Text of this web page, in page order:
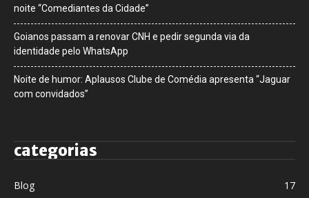
noite “Comediantes da Cidade”
Goianos passam a renovar CNH e pedir segunda via da
identidade pelo WhatsApp
Noite de humor: Aplausos Clube de Comédia apresenta “Jaguar
com convidados”
categorias
Blog
17